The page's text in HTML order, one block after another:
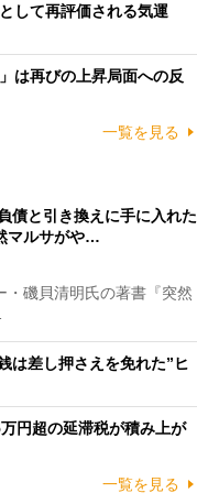
して再評価される気運
は再びの上昇局面への反
一覧を見る
債と引き換えに手に入れた
マルサがや…
磯貝清明氏の著書『突然
は差し押さえを免れた”ヒ
円超の延滞税が積み上が
一覧を見る